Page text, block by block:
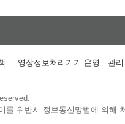
영상정보처리기기 운영ㆍ관리
위반시 정보통신망법에 의해